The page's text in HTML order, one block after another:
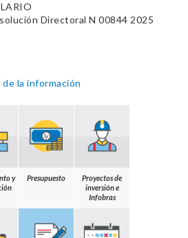
Directoral N 00844 2025
la información
y
Presupuesto
Proyectos de
inversión e
Infobras